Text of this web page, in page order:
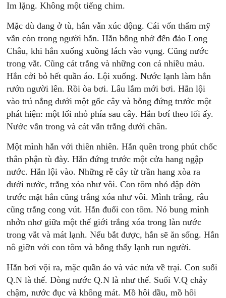
Im lặng. Không một tiếng chim.
Mặc dù đang ở tù, hắn vẫn xúc động. Cái vốn thẩm mỹ
vẫn còn trong người hắn. Hắn bỗng nhớ đến đảo Long
Châu, khi hắn xuống xuồng lách vào vụng. Cũng nước
trong vắt. Cũng cát trắng và những con cá nhiều màu.
Hắn cởi bỏ hết quần áo. Lội xuống. Nước lạnh làm hắn
rướn người lên. Rồi òa bơi. Lâu lắm mới bơi. Hắn lội
vào trú nắng dưới một gốc cây và bỗng đứng trước một
phát hiện: một lối nhỏ phía sau cây. Hắn bơí theo lối ấy.
Nước vẫn trong và cát vẫn trắng dưới chân.
Một mình hắn với thiên nhiên. Hắn quên trong phút chốc
thân phận tù đày. Hắn đứng trước một cửa hang ngập
nước. Hắn lội vào. Những rễ cây từ trần hang xòa ra
dưới nước, trắng xóa như vôi. Con tôm nhỏ dập dờn
trước mặt hắn cũng trắng xóa như vôi. Mình trắng, râu
cũng trắng cong vút. Hắn đuổi con tôm. Nó bung mình
nhởn nhơ giữa một thế giới trắng xóa trong làn nước
trong vắt và mát lạnh. Nếu bắt được, hắn sẽ ăn sống. Hắn
nô giỡn với con tôm và bỗng thấy lạnh run người.
Hắn bơi vội ra, mặc quần ảo và vác nứa về trại. Con suối
Q.N là thế. Dòng nước Q.N là như thế. Suối V.Q chảy
chậm, nước đục và không mát. Mồ hôi dầu, mồ hôi